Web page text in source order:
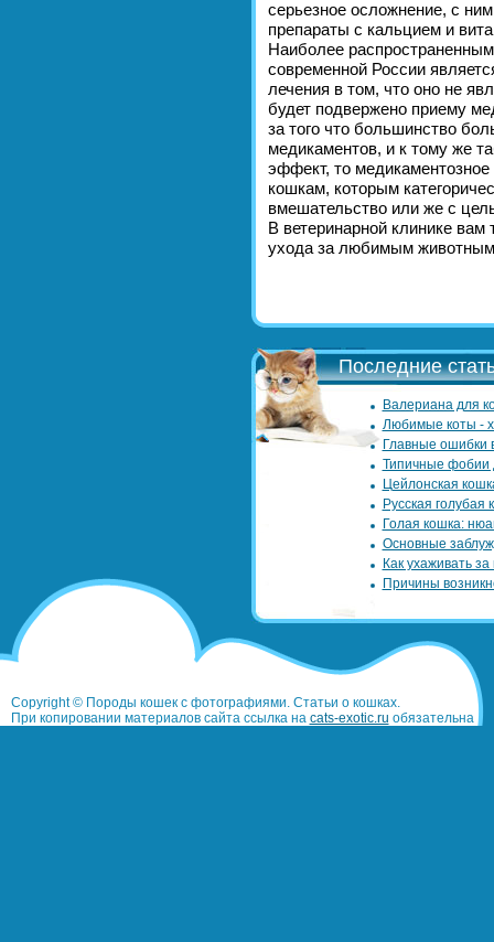
серьезное осложнение, с
препараты с кальцием и
Наиболее
современной России
лечения в том, что оно не
будет подвержено приему
за того что большинство
медикаментов, и к тому же
эффект, то
кошкам, которым
вмешательство или же с
В ветеринарной клинике вам
ухода за любимым животным
Последние
Валериана для
Любимые коты -
Главные ошибки
Типичные фобии
Цейлонская
Русская голубая
Голая кошка:
Основные
Как ухаживать
Причины
Copyright © Породы кошек с фотографиями. Статьи о кошках.
При копировании материалов сайта ссылка на cats-exotic.ru обязательна